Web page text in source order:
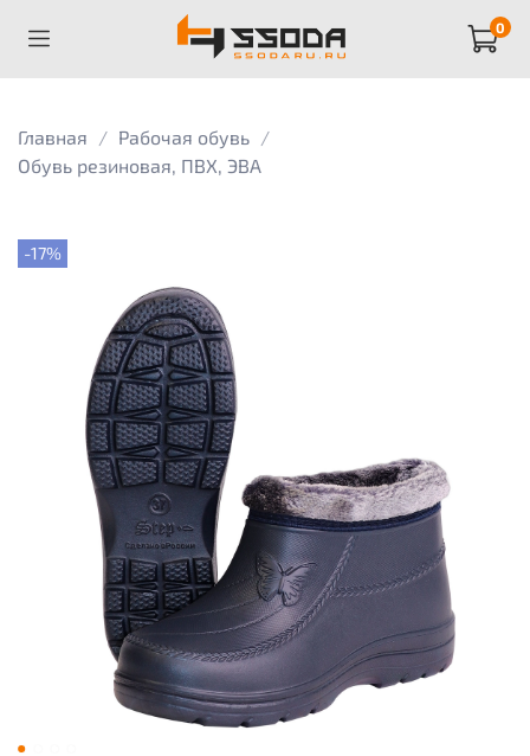
0
Главная
Рабочая обувь
Обувь резиновая, ПВХ, ЭВА
-17%